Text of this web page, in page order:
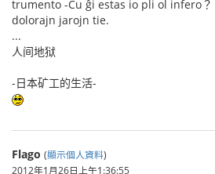
trumento -Ĉu ĝi estas io pli ol infero
dolorajn jarojn tie.
...
人间地狱
-日本矿工的生活-
Flago (顯示個人資料)
2012年1月26日上午1:36:55